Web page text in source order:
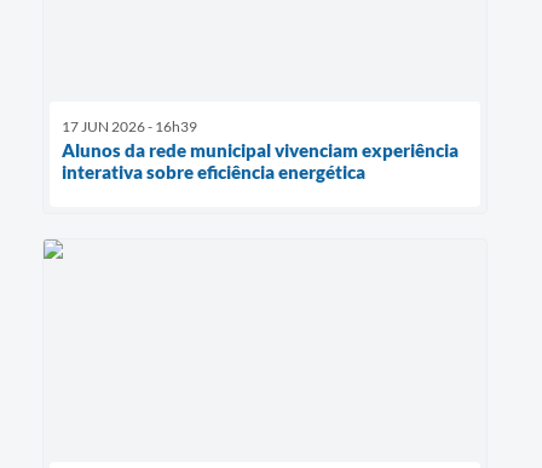
17 JUN 2026 - 16h39
Alunos da rede municipal vivenciam experiência
interativa sobre eficiência energética